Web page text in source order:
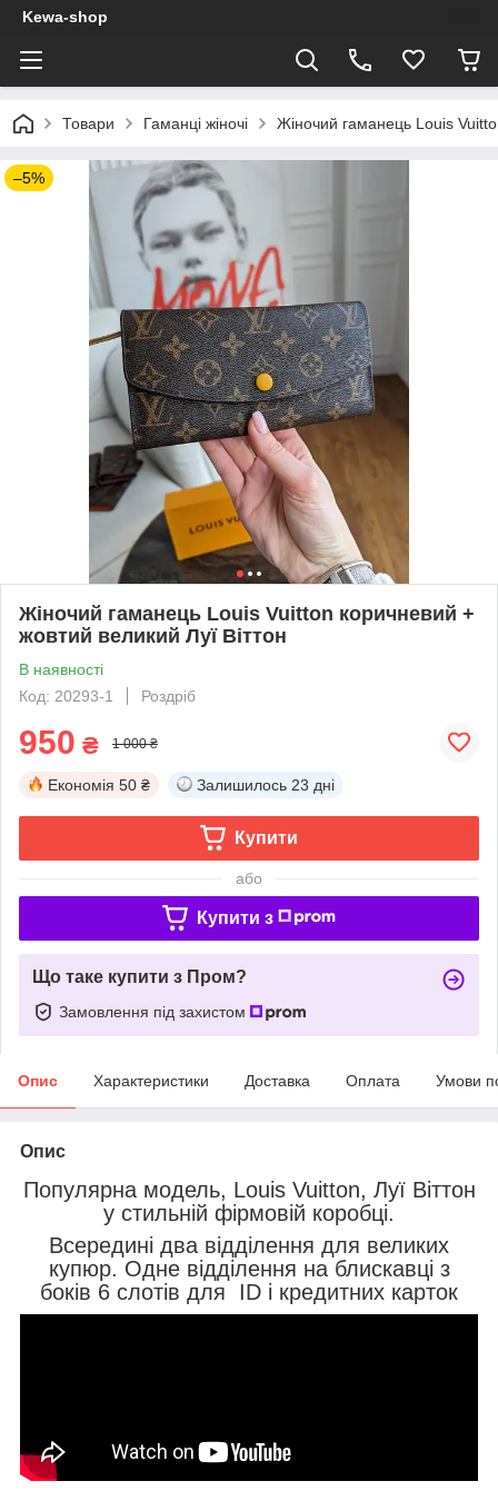
Kewa-shop
Товари Гаманці жіночі Жіночий гаманець Louis
–5%
Жіночий гаманець Louis Vuitton коричневий +
жовтий великий Луї Віттон
В наявності
Код: 20293-1
Роздріб
950 ₴ 1 000 ₴
Економія 50 ₴ Залишилось 23 дні
Купити
або
Купити з
Що таке купити з Пром?
Замовлення під захистом
Опис Характеристики Доставка Оплата Умови
Опис
Популярна модель, Louis Vuitton, Луї Віттон
у стильній фірмовій коробці.
Всередині два відділення для великих
купюр. Одне відділення на блискавці з
боків 6 слотів для ID і кредитних карток